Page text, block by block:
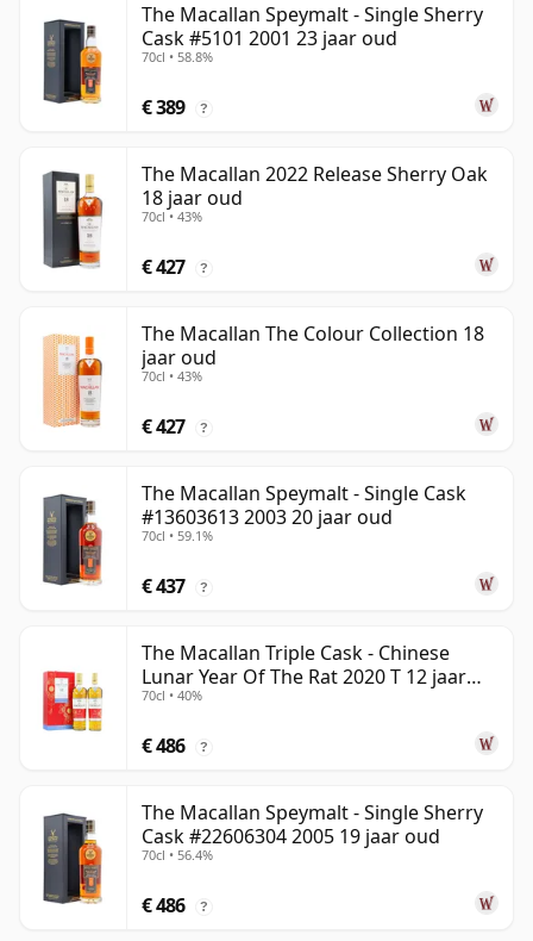
The Macallan Speymalt - Single Sherry
Cask #5101 2001 23 jaar oud
70cl • 58.8%
€ 389 ?
The Macallan 2022 Release Sherry Oak
18 jaar oud
70cl • 43%
€ 427 ?
The Macallan The Colour Collection 18
jaar oud
70cl • 43%
€ 427 ?
The Macallan Speymalt - Single Cask
#13603613 2003 20 jaar oud
70cl • 59.1%
€ 437 ?
The Macallan Triple Cask - Chinese
Lunar Year Of The Rat 2020 T 12 jaar
oud
70cl • 40%
€ 486 ?
The Macallan Speymalt - Single Sherry
Cask #22606304 2005 19 jaar oud
70cl • 56.4%
€ 486 ?